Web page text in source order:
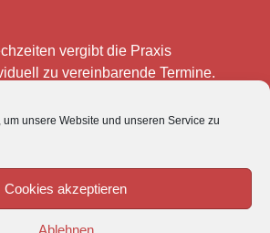
unsere Website und unseren Service zu
Cookies akzeptieren
Ablehnen
vergibt die Praxis
zu vereinbarende Termine.
Notdienst unter Tel: 0180-